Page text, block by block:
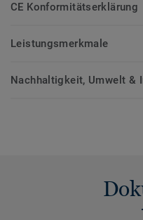
CE Konformitätserklärung
Leistungsmerkmale
Nachhaltigkeit, Umwelt &